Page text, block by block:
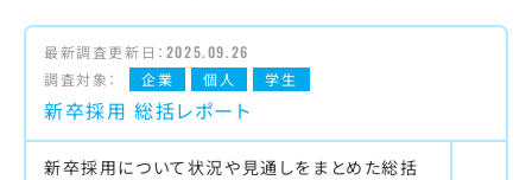
最新調査更新日： 2025.09.26
調査対象：
企業 個人 学生
新卒採用 総括レポート
新卒採用について状況や見通しをまとめた総括